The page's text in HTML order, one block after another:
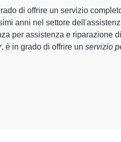
esperienza pluriennale nel
Liebherr a Robbio, mediante
interventi di diverse